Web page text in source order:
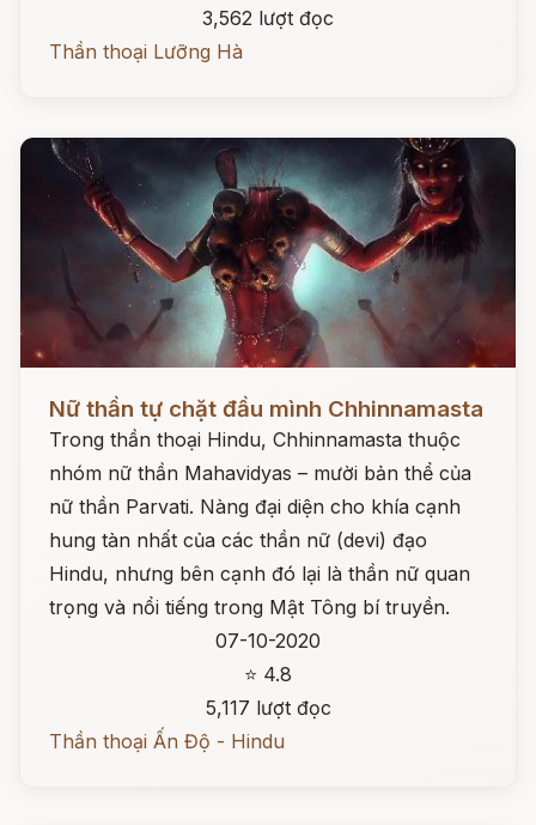
3,562 lượt đọc
Thần thoại Lưỡng Hà
Nữ thần tự chặt đầu mình Chhinnamasta
Trong thần thoại Hindu, Chhinnamasta thuộc
nhóm nữ thần Mahavidyas – mười bản thể của
nữ thần Parvati. Nàng đại diện cho khía cạnh
hung tàn nhất của các thần nữ (devi) đạo
Hindu, nhưng bên cạnh đó lại là thần nữ quan
trọng và nổi tiếng trong Mật Tông bí truyền.
07-10-2020
⭐ 4.8
5,117 lượt đọc
Thần thoại Ấn Độ - Hindu